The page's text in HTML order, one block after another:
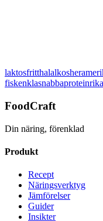
Visa detaljer
laktosfritthalalkosher
fiskenklasnabbaproteinrika
FoodCraft
Din näring, förenklad
Produkt
Recept
Näringsverktyg
Jämförelser
Guider
Insikter